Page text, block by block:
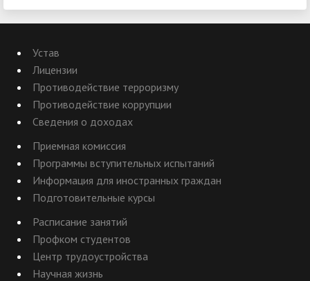
Устав
Лицензии
Противодействие терроризму
Противодействие коррупции
Сведения о доходах
Приемная комиссия
Программы вступительных испытаний
Информация для иностранных граждан
Подготовительные курсы
Расписание занятий
Профком студентов
Центр трудоустройства
Научная жизнь